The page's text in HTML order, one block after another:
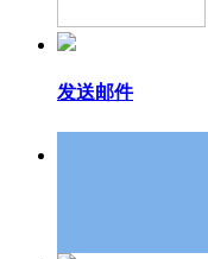
发送邮件